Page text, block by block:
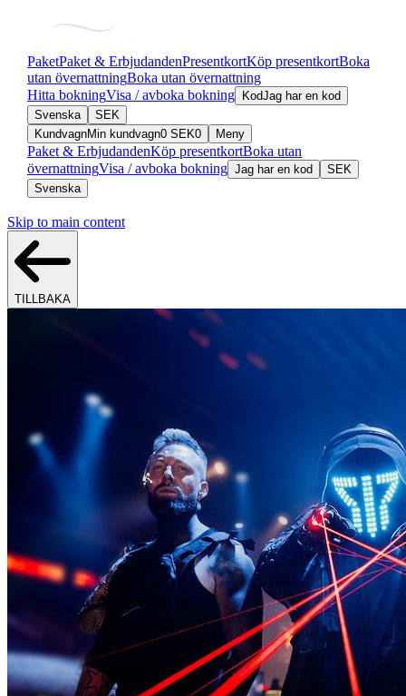
PaketPaket & ErbjudandenPresentkortKöp presentkortBoka
utan övernattningBoka utan övernattning
Hitta bokningVisa / avboka bokning KodJag har en kod
Svenska
SEK
KundvagnMin kundvagn0 SEK0 Meny
Paket & ErbjudandenKöp presentkortBoka utan
övernattningVisa / avboka bokning Jag har en kod
SEK
Svenska
Skip to main content
TILLBAKA